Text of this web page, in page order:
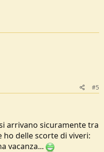
#5
arrivano sicuramente tra
delle scorte di viveri:
vacanza...